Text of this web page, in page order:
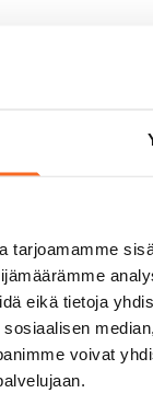
tarjoamamme
eikä tietoja
voivat
keskeiset
vuokra-
omistaa yli